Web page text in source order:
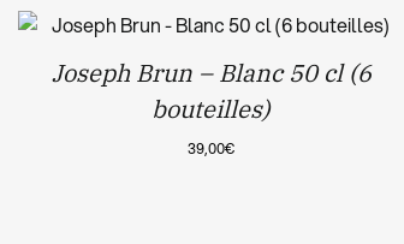
Joseph Brun – Blanc 50 cl (6
bouteilles)
39,00€